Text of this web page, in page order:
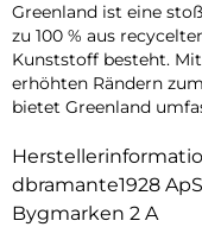
Greenland ist eine
zu 100 % aus
Kunststoff besteht.
erhöhten Rändern
bietet Greenland
dbramante1928 ApS
Bygmarken 2 A